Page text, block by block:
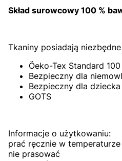
Skład surowcowy 100 %
Tkaniny posiadają niezbędne
Öeko-Tex Standard 100
Bezpieczny dla
Bezpieczny dla dziecka
GOTS
Informacje o użytkowaniu:
prać ręcznie w temperaturze
nie prasować